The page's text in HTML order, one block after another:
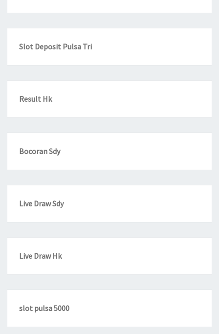
Slot Deposit Pulsa Tri
Result Hk
Bocoran Sdy
Live Draw Sdy
Live Draw Hk
slot pulsa 5000